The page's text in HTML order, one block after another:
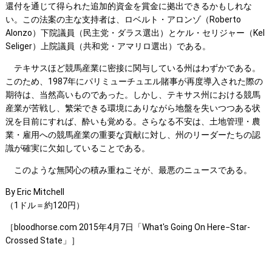
還付を通じて得られた追加的資金を賞金に拠出できるかもしれな
い。この法案の主な支持者は、ロベルト・アロンゾ（Roberto
Alonzo）下院議員（民主党・ダラス選出）とケル・セリジャー（Kel
Seliger）上院議員（共和党・アマリロ選出）である。
テキサスほど競馬産業に密接に関与している州はわずかである。
このため、1987年にパリミューチュエル賭事が再度導入された際の
期待は、当然高いものであった。しかし、テキサス州における競馬
産業が苦戦し、繁栄できる環境にありながら地盤を失いつつある状
況を目前にすれば、酔いも覚める。さらなる不安は、土地管理・農
業・雇用への競馬産業の重要な貢献に対し、州のリーダーたちの認
識が確実に欠如していることである。
このような無関心の積み重ねこそが、最悪のニュースである。
By Eric Mitchell
（1ドル＝約120円）
［bloodhorse.com 2015年4月7日「What's Going On Here−Star-
Crossed State」］